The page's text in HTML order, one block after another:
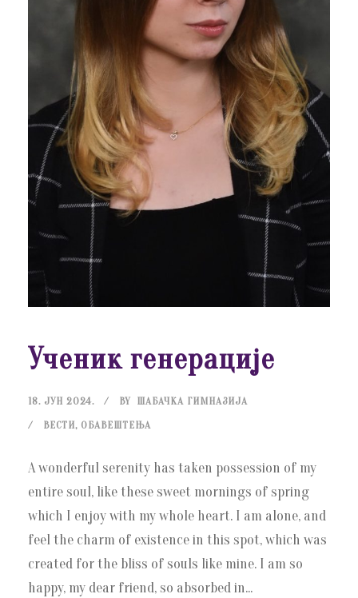
Ученик генерације
18. ЈУН 2024. BY ШАБАЧКА ГИМНАЗИЈА
ВЕСТИ, ОБАВЕШТЕЊА
A wonderful serenity has taken possession of my
entire soul, like these sweet mornings of spring
which I enjoy with my whole heart. I am alone, and
feel the charm of existence in this spot, which was
created for the bliss of souls like mine. I am so
happy, my dear friend, so absorbed in...